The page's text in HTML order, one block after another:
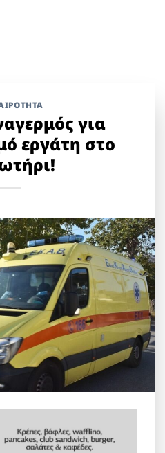
για
εργάτη στο